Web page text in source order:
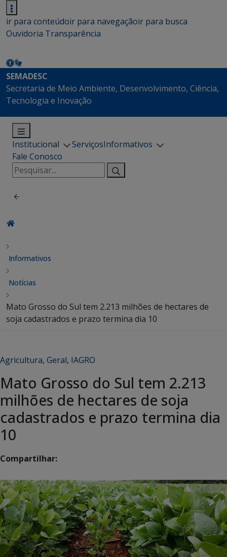
ir para conteúdoir para navegaçãoir para busca
Ouvidoria Transparência
SEMADESC
Secretaria de Meio Ambiente, Desenvolvimento, Ciência,
Tecnologia e Inovação
Institucional ServiçosInformativos
Fale Conosco
Pesquisar
por:
Informativos
Notícias
Mato Grosso do Sul tem 2.213 milhões de hectares de
soja cadastrados e prazo termina dia 10
Agricultura, Geral, IAGRO
Mato Grosso do Sul tem 2.213
milhões de hectares de soja
cadastrados e prazo termina dia
10
Compartilhar: